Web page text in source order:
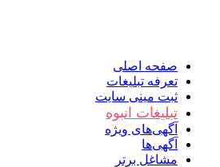
صفحه اصلی
تعرفه تبلیغات
ثبت مینی سایت
تبلیغات انبوه
آگهی‌های ویژه
آگهی‌ها
مشاغل برتر